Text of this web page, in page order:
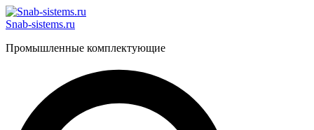
Перейти
к
Snab-sistems.ru
Промышленные комплектующие